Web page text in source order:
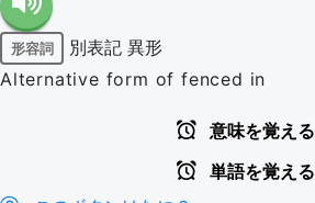
形容詞 別表記 異形
Alternative form of fenced in
意味を覚える
単語を覚える